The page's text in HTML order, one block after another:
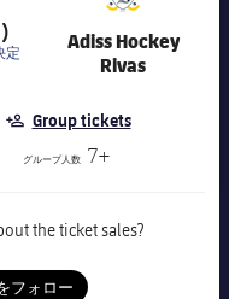
定
Adiss Hockey
Rivas
Group tickets
グループ人数 7+
the ticket sales?